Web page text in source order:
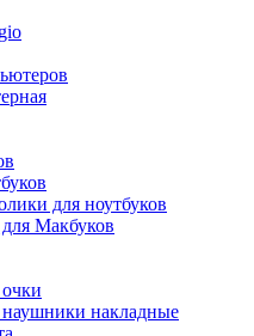
для ноутбуков
Макбуков
накладные